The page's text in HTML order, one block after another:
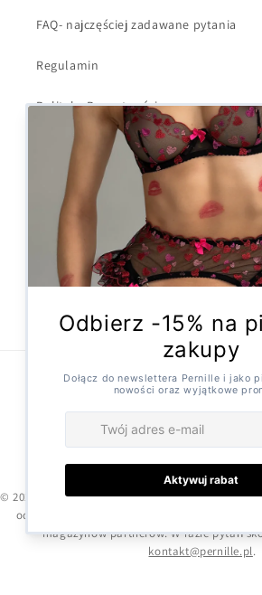
FAQ- najczęściej zadawane pytania
Regulamin
Polityka Prywatności
Dostawa i wysyłka
Kontakt
Formularz odstąpienia
FacebookInstagram
Metody
płatności
© 2025 Pernille.pl – oferujemy starannie
od zaufanych dostawców. Zamówienia
magazynów partnerów. W razie pytań
kontakt@pernille.pl.